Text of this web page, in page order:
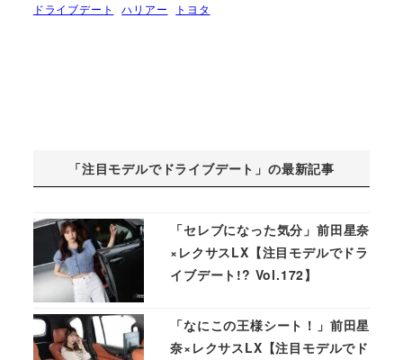
ドライブデート ハリアー トヨタ
「注目モデルでドライブデート」の最新記事
「セレブになった気分」前田星奈
×レクサスLX【注目モデルでドラ
イブデート!? Vol.172】
「なにこの王様シート！」前田星
奈×レクサスLX【注目モデルでド